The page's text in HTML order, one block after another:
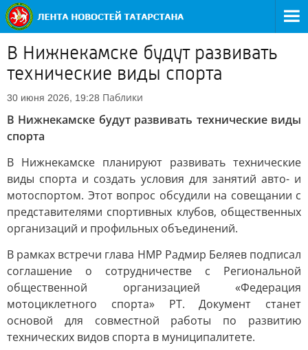
В Нижнекамске будут развивать
технические виды спорта
30 июня 2026, 19:28 Паблики
В Нижнекамске будут развивать технические виды
спорта
В Нижнекамске планируют развивать технические
виды спорта и создать условия для занятий авто- и
мотоспортом. Этот вопрос обсудили на совещании с
представителями спортивных клубов, общественных
организаций и профильных объединений.
В рамках встречи глава НМР Радмир Беляев подписал
соглашение о сотрудничестве с Региональной
общественной организацией «Федерация
мотоциклетного спорта» РТ. Документ станет
основой для совместной работы по развитию
технических видов спорта в муниципалитете.